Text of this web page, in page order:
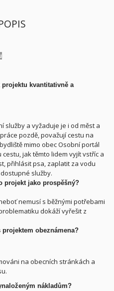
kvantitativně a
služby a vyžaduje je i od měst a
pozdě, považují cestu na
mimo obec Osobní portál
jak těmto lidem vyjít vstříc a
přihlásit psa, zaplatit za vodu
služby.
projekt jako prospěšný?
nemusí s běžnými potřebami
dokáží vyřešit z
obeznámena?
na obecních stránkách a
nákladům?